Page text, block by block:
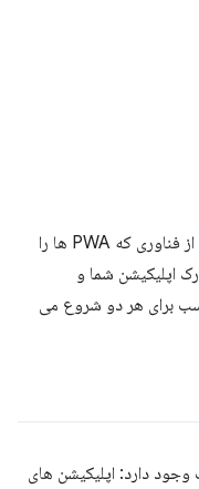
طراحی اپلیکیشن شما برای استفاده حداکثری از فناوری که PWA ها را
شما و
هر دو شروع می
دارد: اپلیکیشن های